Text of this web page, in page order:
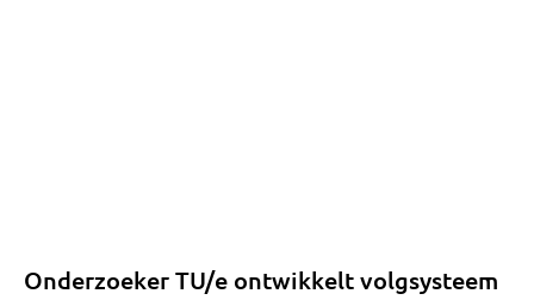
Onderzoeker TU/e ontwikkelt volgsysteem